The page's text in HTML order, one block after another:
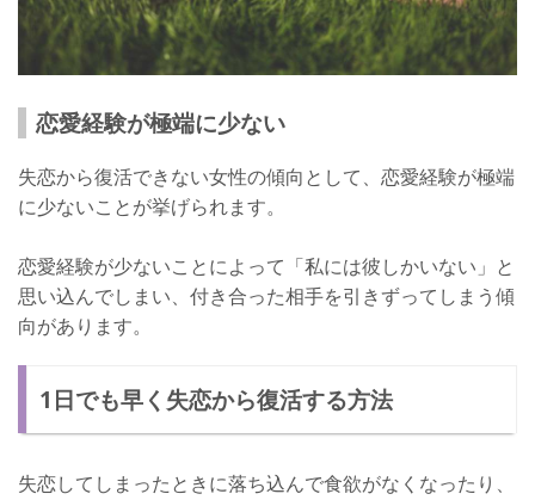
恋愛経験が極端に少ない
失恋から復活できない女性の傾向として、恋愛経験が極端
に少ないことが挙げられます。
恋愛経験が少ないことによって「私には彼しかいない」と
思い込んでしまい、付き合った相手を引きずってしまう傾
向があります。
1日でも早く失恋から復活する方法
失恋してしまったときに落ち込んで食欲がなくなったり、